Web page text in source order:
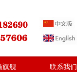
旗舰 联系我们